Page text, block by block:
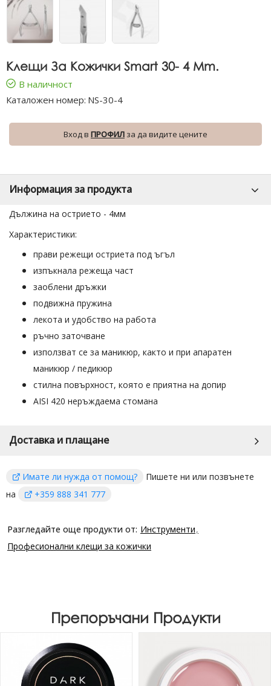
Клещи За Кожички Smart 30- 4 Mm.
В наличност
Каталожен номер: NS-30-4
Вход в ПРОФИЛ за да видите цените
Информация за продукта
Дължина на острието - 4мм
Характеристики:
прави режещи остриета под ъгъл
изпъкнала режеща част
заоблени дръжки
подвижна пружина
лекота и удобство на работа
ръчно заточване
използват се за маникюр, както и при апаратен
маникюр / педикюр
стилна повърхност, която е приятна на допир​
AISI 420 неръждаема стомана
Доставка и плащане
Имате ли нужда от помощ?
Пишете ни или позвънете
на
+359 888 341 777
Разгледайте още продукти от: Инструменти
Професионални клещи за кожички
Препоръчани Продукти